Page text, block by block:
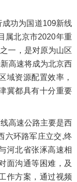
功为国道109新线
属北京市2020年重
一，是对原为山区
高速将成为北京西
域资源配置效率，
冀都具有十分重要
高速公路主要是西
六环路军庄立交,终
河北省张涿高速相
面沟通等困难，及
作方案，通过视频